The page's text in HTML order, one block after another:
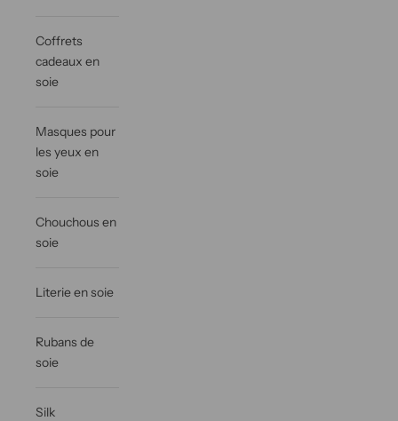
Coffrets
cadeaux en
soie
Masques pour
les yeux en
soie
Chouchous en
soie
Literie en soie
Rubans de
soie
Silk